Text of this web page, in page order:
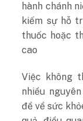
hành chánh
kiếm sự hỗ
thuốc hoặc
cao
Việc không
nhiều
đề về sức